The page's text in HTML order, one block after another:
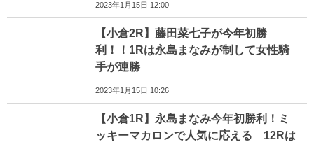
2023年1月15日 12:00
【小倉2R】藤田菜七子が今年初勝
利！！1Rは永島まなみが制して女性騎
手が連勝
2023年1月15日 10:26
【小倉1R】永島まなみ今年初勝利！ミ
ッキーマカロンで人気に応える 12Rは